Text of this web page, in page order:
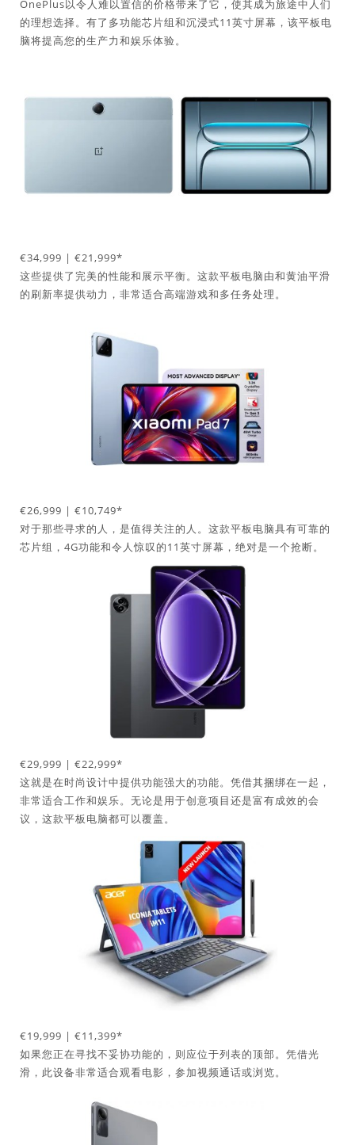
OnePlus以令人难以置信的价格带来了它，使其成为旅途中人们
的理想选择。有了多功能芯片组和沉浸式11英寸屏幕，该平板电
脑将提高您的生产力和娱乐体验。
€34,999 | €21,999*
这些提供了完美的性能和展示平衡。这款平板电脑由和黄油平滑
的刷新率提供动力，非常适合高端游戏和多任务处理。
€26,999 | €10,749*
对于那些寻求的人，是值得关注的人。这款平板电脑具有可靠的
芯片组，4G功能和令人惊叹的11英寸屏幕，绝对是一个抢断。
€29,999 | €22,999*
这就是在时尚设计中提供功能强大的功能。凭借其捆绑在一起，
非常适合工作和娱乐。无论是用于创意项目还是富有成效的会
议，这款平板电脑都可以覆盖。
€19,999 | €11,399*
如果您正在寻找不妥协功能的，则应位于列表的顶部。凭借光
滑，此设备非常适合观看电影，参加视频通话或浏览。